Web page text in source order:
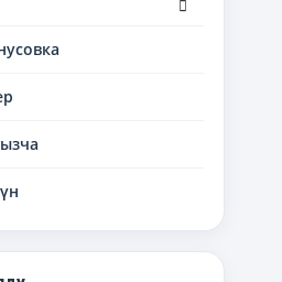
дочернее